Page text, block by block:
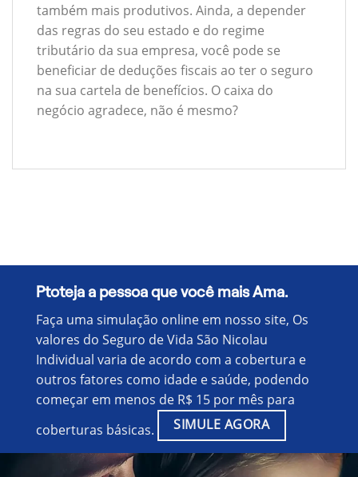
também mais produtivos. Ainda, a depender
das regras do seu estado e do regime
tributário da sua empresa, você pode se
beneficiar de deduções fiscais ao ter o seguro
na sua cartela de benefícios. O caixa do
negócio agradece, não é mesmo?
Ptoteja a pessoa que você mais Ama.
Faça uma simulação online em nosso site, Os
valores do Seguro de Vida São Nicolau
Individual varia de acordo com a cobertura e
outros fatores como idade e saúde, podendo
começar em menos de R$ 15 por mês para
coberturas básicas.
SIMULE AGORA